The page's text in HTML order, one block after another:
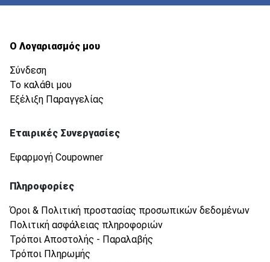
Ο Λογαριασμός μου
Σύνδεση
Το καλάθι μου
Εξέλιξη Παραγγελίας
Εταιρικές Συνεργασίες
Εφαρμογή Coupowner
Πληροφορίες
Όροι & Πολιτική προστασίας προσωπικών δεδομένων
Πολιτική ασφάλειας πληροφοριών
Τρόποι Αποστολής - Παραλαβής
Τρόποι Πληρωμής